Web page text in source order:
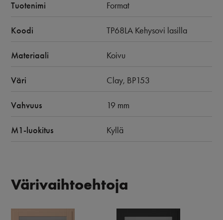
Tuotenimi Format
Koodi TP68LA Kehysovi lasilla
Materiaali Koivu
Väri Clay, BP153
Vahvuus 19 mm
M1-luokitus Kyllä
Värivaihtoehtoja